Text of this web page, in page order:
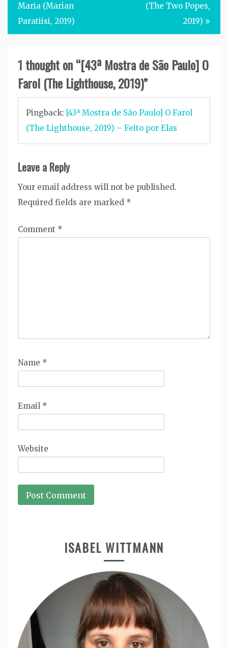
Maria (Marian
Paratiisi, 2019)
(The Two Popes,
2019)
1 thought on “[43ª Mostra de São Paulo] O
Farol (The Lighthouse, 2019)”
Pingback: [43ª Mostra de São Paulo] O Farol
(The Lighthouse, 2019) – Feito por Elas
Leave a Reply
Your email address will not be published.
Required fields are marked *
Comment *
Name *
Email *
Website
ISABEL WITTMANN